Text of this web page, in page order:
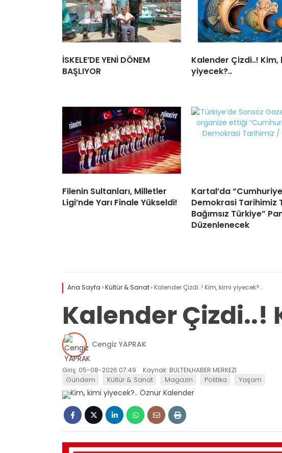
İSKELE’DE YENİ DÖNEM
BAŞLIYOR
Kalender Çizdi..! Kim,
yiyecek?..
Filenin Sultanları, Milletler
Ligi’nde Yarı Finale Yükseldi!
Kartal’da
Demokrasi Tarihimiz
Bağımsız Türkiye”
Düzenlenecek
Ana Sayfa ›Kültür & Sanat› Kalender Çizdi..! Kim, kimi yiyecek?..
Kalender Çizdi..!
Cengiz YAPRAK
Giriş: 05-08-2026 07:49 Kaynak: BULTEN,HABER MERKEZI
Gündem Kültür & Sanat Magazin Politika Yaşam